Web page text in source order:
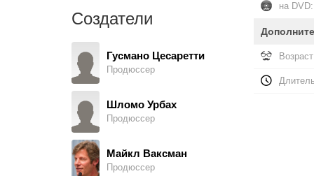
Дэвид Коттон Фишер
Фил Хоун
Зейн Лэмпри
Создатели
Гусмано Цесаретти
Продюссер
Шломо Урбах
Продюссер
Майкл Ваксман
Продюссер
на DVD: